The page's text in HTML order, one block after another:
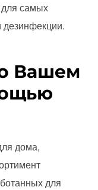
самых
дезинфекции.
Вашем
дома,
для